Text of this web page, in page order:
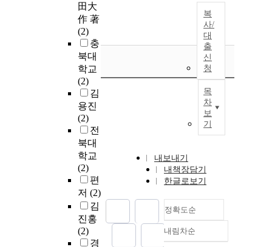
田大
作 著
(2)
충
북대
학교
(2)
김
용진
(2)
전
북대
학교
(2)
편
저 (2)
김
진홍
(2)
경
복
사/
대
출
신
청
목
차
보
기
내보내기
내책장담기
한글로보기
정확도순
정확도
내림차순